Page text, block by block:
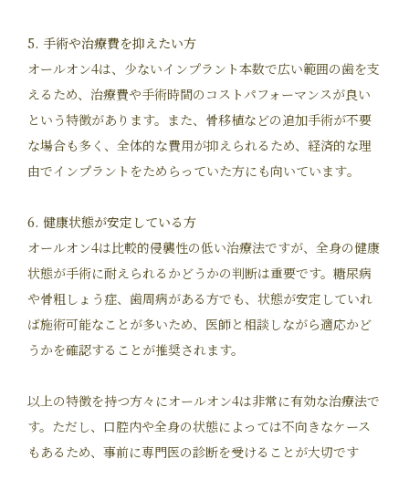
5. 手術や治療費を抑えたい方
オールオン4は、少ないインプラント本数で広い範囲の歯を支
えるため、治療費や手術時間のコストパフォーマンスが良い
という特徴があります。また、骨移植などの追加手術が不要
な場合も多く、全体的な費用が抑えられるため、経済的な理
由でインプラントをためらっていた方にも向いています​。
6. 健康状態が安定している方
オールオン4は比較的侵襲性の低い治療法ですが、全身の健康
状態が手術に耐えられるかどうかの判断は重要です。糖尿病
や骨粗しょう症、歯周病がある方でも、状態が安定していれ
ば施術可能なことが多いため、医師と相談しながら適応かど
うかを確認することが推奨されます。
以上の特徴を持つ方々にオールオン4は非常に有効な治療法で
す。ただし、口腔内や全身の状態によっては不向きなケース
もあるため、事前に専門医の診断を受けることが大切です​